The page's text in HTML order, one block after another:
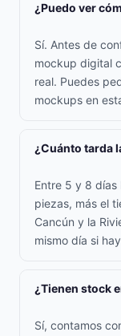
¿Puedo ver
Sí. Antes de
mockup digital
real. Puedes
mockups en
¿Cuánto tarda
Entre 5 y 8
piezas, más el
Cancún y la
mismo día si
¿Tienen stock
Sí, contamos